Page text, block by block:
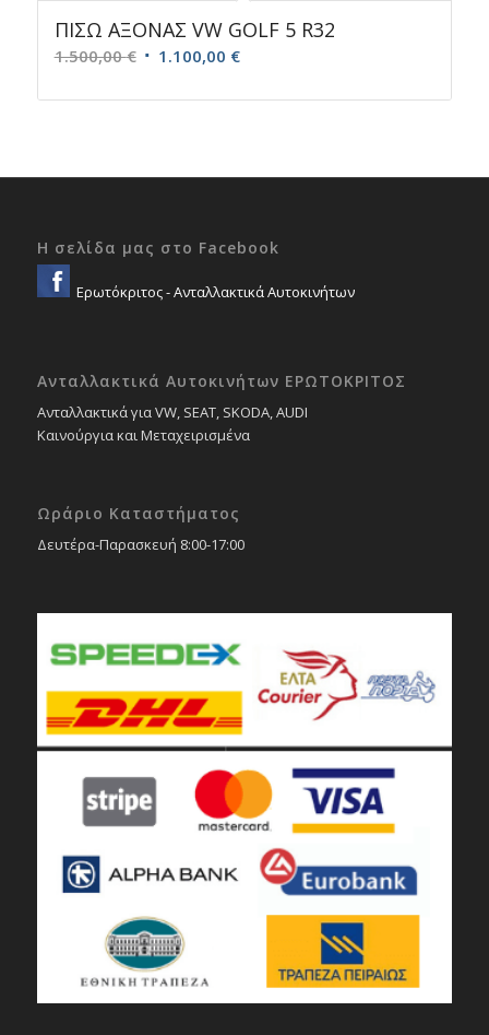
ΠΙΣΩ ΑΞΟΝΑΣ VW GOLF 5 R32
1.500,00€ Original
was:
1.100,00 €Η
τιμή
Η σελίδα μας στο Facebook
Ερωτόκριτος - Ανταλλακτικά Αυτοκινήτων
Ανταλλακτικά Αυτοκινήτων ΕΡΩΤΟΚΡΙΤΟΣ
Ανταλλακτικά για VW, SEAT, SKODA, AUDI
Καινούργια και Μεταχειρισμένα
Ωράριο Καταστήματος
Δευτέρα-Παρασκευή 8:00-17:00